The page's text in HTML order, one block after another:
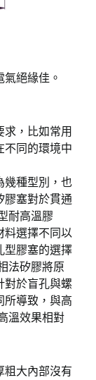
絕緣佳。
，比如常用
不同的環境中
幾種型別，也
膠塞對於貫通
耐高溫膠
料選擇不同以
型膠塞的選擇
法矽膠將原
對於盲孔與螺
所導致，與高
溫效果相對
粗大內部沒有